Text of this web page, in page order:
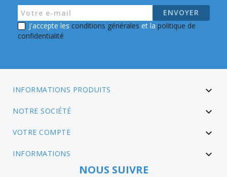
J'accepte les conditions générales et la politique de
confidentialité
INFORMATIONS PRODUITS 
NOTRE SOCIÉTÉ 
VOTRE COMPTE 
INFORMATIONS 
NOUS SUIVRE